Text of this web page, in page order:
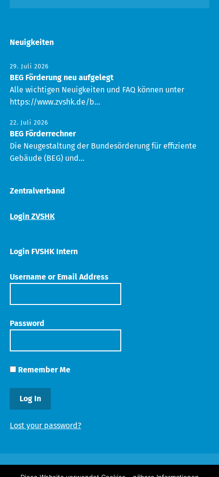
Neuigkeiten
29. Juli 2026
BEG Förderung neu aufgelegt
Alle wichtigen Neuigkeiten und FAQ können unter
https://www.zvshk.de/b...
22. Juli 2026
BEG Förderrechner
Die Neugestaltung der Bundesörderung für effiziente
Gebäude (BEG) und...
Zentralverband
Login ZVSHK
Login FVSHK Intern
Username or Email Address
Password
Remember Me
Lost your password?